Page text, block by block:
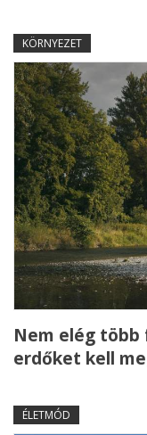
KÖRNYEZET
Nem elég
erdőket kell
ÉLETMÓD